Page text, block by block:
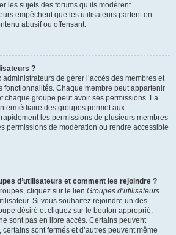
les sujets des forums qu’ils modèrent.
empêchent que les utilisateurs partent en
abusif ou offensant.
?
de gérer l’accès des membres et
fonctionnalités. Chaque membre peut appartenir
chaque groupe peut avoir ses permissions. La
des groupes permet aux
les permissions de plusieurs membres
permissions de modération ou rendre accessible
d’utilisateurs et comment les rejoindre ?
cliquez sur le lien Groupes d’utilisateurs
Si vous souhaitez rejoindre un des
désiré et cliquez sur le bouton approprié.
sont pas en libre accès. Certains peuvent
sont fermés et d’autres peuvent même